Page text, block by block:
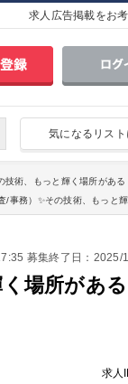
求人広告掲載をお
気になるリス
技術、もっと輝く場所があ
事務）✨その技術、もっと
募集終了日：2025/
場所がある
求人